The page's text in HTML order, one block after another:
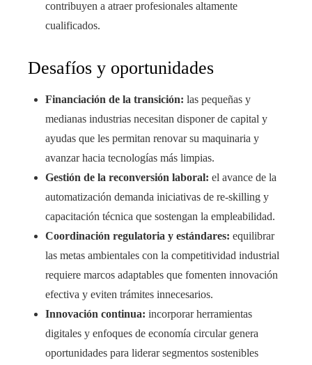
contribuyen a atraer profesionales altamente
cualificados.
Desafíos y oportunidades
Financiación de la transición: las pequeñas y
medianas industrias necesitan disponer de capital y
ayudas que les permitan renovar su maquinaria y
avanzar hacia tecnologías más limpias.
Gestión de la reconversión laboral: el avance de la
automatización demanda iniciativas de re-skilling y
capacitación técnica que sostengan la empleabilidad.
Coordinación regulatoria y estándares: equilibrar
las metas ambientales con la competitividad industrial
requiere marcos adaptables que fomenten innovación
efectiva y eviten trámites innecesarios.
Innovación continua: incorporar herramientas
digitales y enfoques de economía circular genera
oportunidades para liderar segmentos sostenibles